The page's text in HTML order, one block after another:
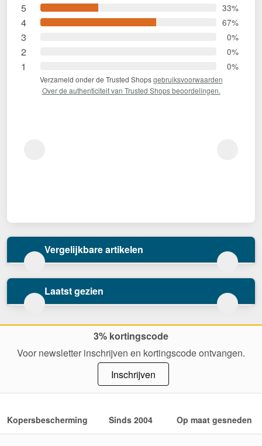
5 33%
4 67%
3 0%
2 0%
1 0%
Verzameld onder de Trusted Shopsgebruiksvoorwaarden
Over de authenticiteit van Trusted Shops beoordelingen.
Vergelijkbare artikelen
Laatst gezien
3% kortingscode
Voor newsletter inschrijven en kortingscode ontvangen.
Inschrijven
Kopersbescherming Sinds 2004 Op maat gesneden